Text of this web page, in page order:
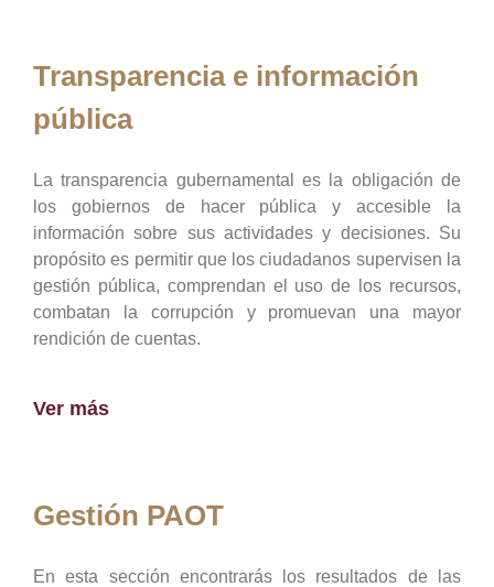
Transparencia e información
pública
La transparencia gubernamental es la obligación de
los gobiernos de hacer pública y accesible la
información sobre sus actividades y decisiones. Su
propósito es permitir que los ciudadanos supervisen la
gestión pública, comprendan el uso de los recursos,
combatan la corrupción y promuevan una mayor
rendición de cuentas.
Ver más
Gestión PAOT
En esta sección encontrarás los resultados de las